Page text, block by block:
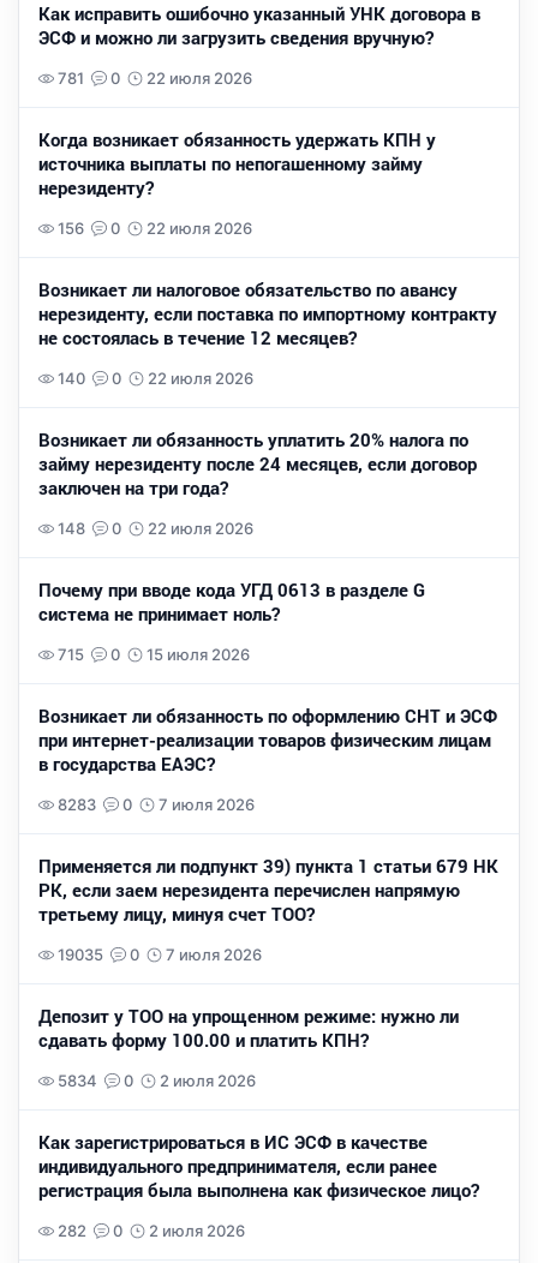
Как исправить ошибочно указанный УНК договора в
ЭСФ и можно ли загрузить сведения вручную?
781 0 22 июля 2026
Когда возникает обязанность удержать КПН у
источника выплаты по непогашенному займу
нерезиденту?
156 0 22 июля 2026
Возникает ли налоговое обязательство по авансу
нерезиденту, если поставка по импортному контракту
не состоялась в течение 12 месяцев?
140 0 22 июля 2026
Возникает ли обязанность уплатить 20% налога по
займу нерезиденту после 24 месяцев, если договор
заключен на три года?
148 0 22 июля 2026
Почему при вводе кода УГД 0613 в разделе G
система не принимает ноль?
715 0 15 июля 2026
Возникает ли обязанность по оформлению СНТ и ЭСФ
при интернет-реализации товаров физическим лицам
в государства ЕАЭС?
8283 0 7 июля 2026
Применяется ли подпункт 39) пункта 1 статьи 679 НК
РК, если заем нерезидента перечислен напрямую
третьему лицу, минуя счет ТОО?
19035 0 7 июля 2026
Депозит у ТОО на упрощенном режиме: нужно ли
сдавать форму 100.00 и платить КПН?
5834 0 2 июля 2026
Как зарегистрироваться в ИС ЭСФ в качестве
индивидуального предпринимателя, если ранее
регистрация была выполнена как физическое лицо?
282 0 2 июля 2026